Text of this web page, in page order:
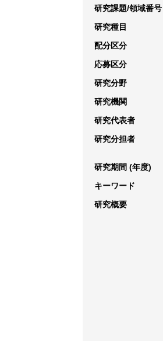
研究課題/領域番号
研究種目
配分区分
応募区分
研究分野
研究機関
研究代表者
研究分担者
研究期間 (年度)
キーワード
研究概要